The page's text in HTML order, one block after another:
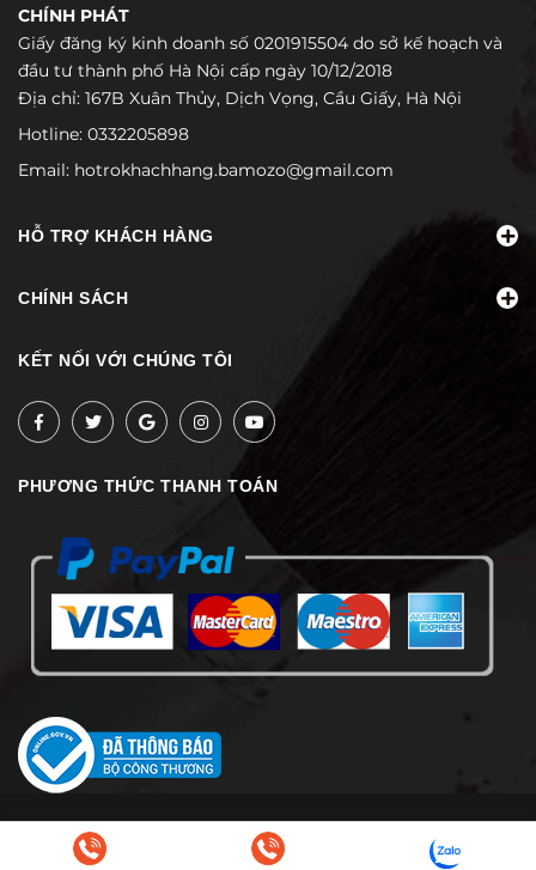
CHÍNH PHÁT
Giấy đăng ký kinh doanh số 0201915504 do sở kế hoạch và
đầu tư thành phố Hà Nội cấp ngày 10/12/2018
Địa chỉ: 167B Xuân Thủy, Dịch Vọng, Cầu Giấy, Hà Nội
Hotline: 0332205898
Email: hotrokhachhang.bamozo@gmail.com
HỖ TRỢ KHÁCH HÀNG
CHÍNH SÁCH
KẾT NỐI VỚI CHÚNG TÔI
PHƯƠNG THỨC THANH TOÁN
© Bản quyền thuộc về